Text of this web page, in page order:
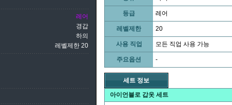
레어
경갑
하의
레벨제한 20
등급 레어
레벨제한 20
사용 직업 모든 직업 사용 가능
주요옵션 -
세트 정보
아이언블로 갑옷 세트